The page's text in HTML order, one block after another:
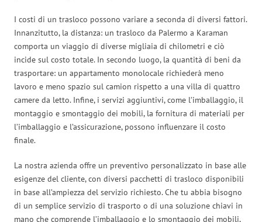
I costi di un trasloco possono variare a seconda di diversi fattori.
Innanzitutto, la distanza: un trasloco da Palermo a Karaman
comporta un viaggio di diverse migliaia di chilometri e ciò
incide sul costo totale. In secondo luogo, la quantità di beni da
trasportare: un appartamento monolocale richiederà meno
lavoro e meno spazio sul camion rispetto a una villa di quattro
camere da letto. Infine, i servizi aggiuntivi, come l’imballaggio, il
montaggio e smontaggio dei mobili, la fornitura di materiali per
l’imballaggio e l’assicurazione, possono influenzare il costo
finale.
La nostra azienda offre un preventivo personalizzato in base alle
esigenze del cliente, con diversi pacchetti di trasloco disponibili
in base all’ampiezza del servizio richiesto. Che tu abbia bisogno
di un semplice servizio di trasporto o di una soluzione chiavi in
mano che comprende l’imballaggio e lo smontaggio dei mobili,